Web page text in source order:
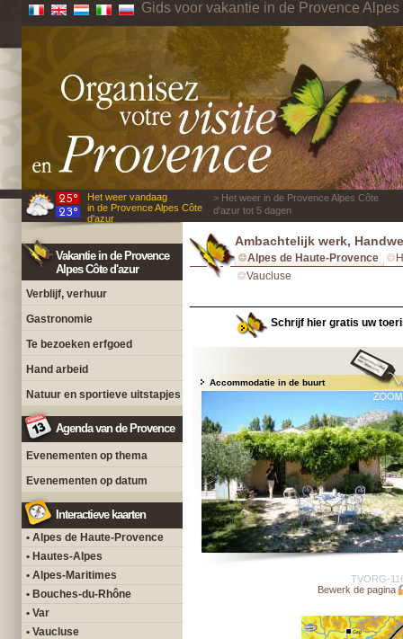
Gids voor vakantie in de Provence
Het weer vandaag
in de Provence Alpes Côte
d'azur
> Het weer in de Provence Alpes Côte
d'azur tot 5 dagen
Vakantie in de Provence
Alpes Côte d'azur
Verblijf, verhuur
Gastronomie
Te bezoeken erfgoed
Hand arbeid
Natuur en sportieve uitstapjes
Agenda van de Provence
Evenementen op thema
Evenementen op datum
Interactieve kaarten
• Alpes de Haute-Provence
• Hautes-Alpes
• Alpes-Maritimes
• Bouches-du-Rhône
• Var
• Vaucluse
Ambachtelijk werk,
Alpes de Haute-Provence
Vaucluse
Schrijf hier gratis uw
Accommodatie in de buurt
TVORG-
Bewerk de pagina